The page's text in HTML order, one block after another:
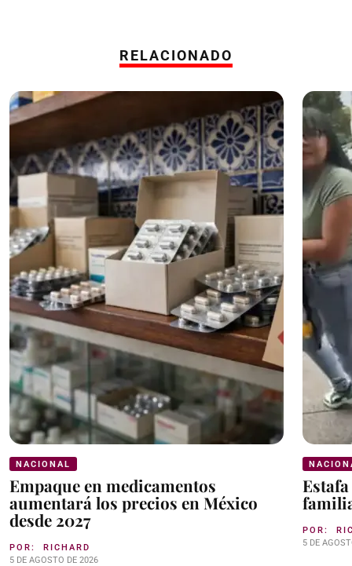
RELACIONADO
NACIONAL
Empaque en medicamentos
aumentará los precios en México
desde 2027
POR: RICHARD
5 DE AGOSTO DE 2026
POR:
5 DE